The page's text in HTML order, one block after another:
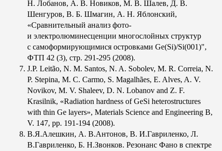
Н. Лобанов, А. В. Новиков, М. В. Шалев, Д. В.
Шенгуров, В. Б. Шмагин, А. Н. Яблонский,
«Сравнительный анализ фото-
и электролюминесценции многослойных структур
с самоформирующимися островками Ge(Si)/Si(001)",
ФТП 42 (3), стр. 291-295 (2008).
J.P. Leitão, N. M. Santos, N. A. Sobolev, M. R. Correia, N.
P. Stepina, M. C. Carmo, S. Magalhães, E. Alves, A. V.
Novikov, M. V. Shaleev, D. N. Lobanov and Z. F.
Krasilnik, «Radiation hardness of GeSi heterostructures
with thin Ge layers», Materials Science and Engineering B,
V. 147, pp. 191-194 (2008).
В.Я.Алешкин, А. В.Антонов, В. И.Гавриленко, Л.
В.Гавриленко, Б. Н.Звонков. Резонанс Фано в спектре